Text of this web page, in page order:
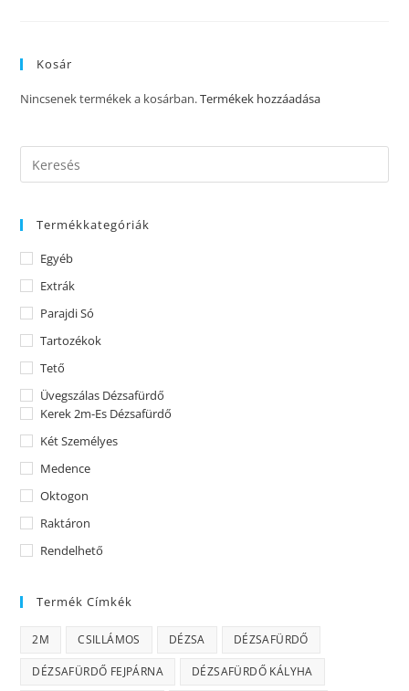
Kosár
Nincsenek termékek a kosárban.Termékek hozzáadása
Termékkategóriák
Egyéb
Extrák
Parajdi Só
Tartozékok
Tető
Üvegszálas Dézsafürdő
Kerek 2m-Es Dézsafürdő
Két Személyes
Medence
Oktogon
Raktáron
Rendelhető
Termék Címkék
2M CSILLÁMOS DÉZSA DÉZSAFÜRDŐ
DÉZSAFÜRDŐ FEJPÁRNA DÉZSAFÜRDŐ KÁLYHA